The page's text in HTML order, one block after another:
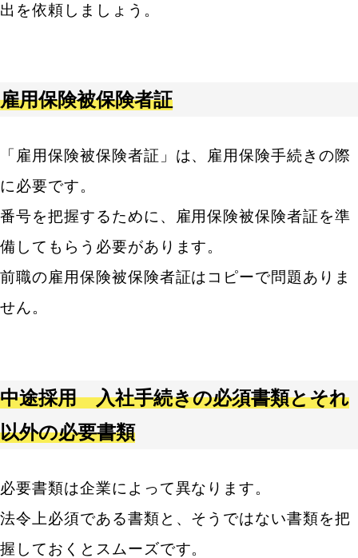
出を依頼しましょう。
雇用保険被保険者証
「雇用保険被保険者証」は、雇用保険手続きの際
に必要です。
番号を把握するために、雇用保険被保険者証を準
備してもらう必要があります。
前職の雇用保険被保険者証はコピーで問題ありま
せん。
中途採用 入社手続きの必須書類とそれ
以外の必要書類
必要書類は企業によって異なります。
法令上必須である書類と、そうではない書類を把
握しておくとスムーズです。